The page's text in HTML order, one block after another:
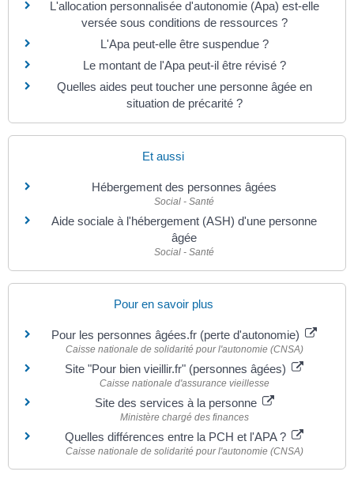
L'allocation personnalisée d'autonomie (Apa) est-elle
versée sous conditions de ressources ?
L'Apa peut-elle être suspendue ?
Le montant de l'Apa peut-il être révisé ?
Quelles aides peut toucher une personne âgée en
situation de précarité ?
Et aussi
Hébergement des personnes âgées
Social - Santé
Aide sociale à l'hébergement (ASH) d'une personne
âgée
Social - Santé
Pour en savoir plus
Pour les personnes âgées.fr (perte d'autonomie)
Caisse nationale de solidarité pour l'autonomie (CNSA)
Site "Pour bien vieillir.fr" (personnes âgées)
Caisse nationale d'assurance vieillesse
Site des services à la personne
Ministère chargé des finances
Quelles différences entre la PCH et l'APA ?
Caisse nationale de solidarité pour l'autonomie (CNSA)